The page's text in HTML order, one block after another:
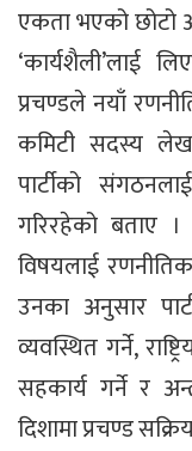
एकता भएको छोटो
‘कार्यशैली’लाई
प्रचण्डले नयाँ
कमिटी सदस्य
पार्टीको
गरिरहेको बताए
विषयलाई
उनका अनुसार
व्यवस्थित गर्ने,
सहकार्य गर्ने र
दिशामा प्रचण्ड